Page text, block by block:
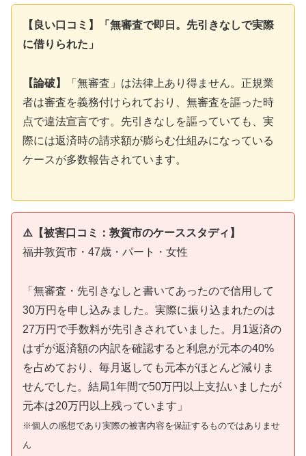
【良い口コミ】「無審査で即日。先引きなしで実際
に借りられた」
【論破】
「無審査」は法律上あり得ません。正規業
者は審査を義務付けられており、無審査を謳った時
点で違法宣言です。先引きなしを謳っていても、実
際には返済時の請求額が膨らむ仕組みになっている
ケースが多数報告されています。
⚠️【被害口コミ：敦賀市のケーススタディ】
福井敦賀市・47歳・パート・女性
「無審査・先引きなしと書いてあったので信用して
30万円を申し込みました。実際に振り込まれたのは
27万円で手数料が先引きされていました。月1返済の
はずが返済額の内訳を確認すると利息が元本の40%
を占めており、毎月返しても元本がほとんど減りま
せんでした。結局1年間で50万円以上支払いましたが
元本は20万円以上残っています」
※個人の感想であり実際の被害内容を保証するものではありませ
ん